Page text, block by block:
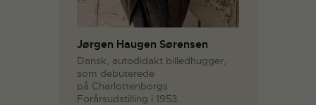
Jørgen Haugen Sørensen
Dansk, autodidakt billedhugger,
som debuterede
på Charlottenborgs
Forårsudstilling i 1953.